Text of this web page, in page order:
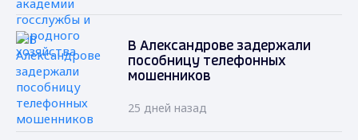
В Александрове задержали
пособницу телефонных
мошенников
25 дней назад